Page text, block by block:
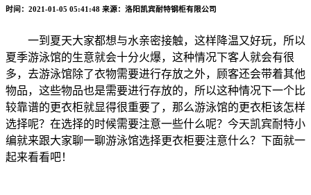
时间：2021-01-05 05:41:48 来源：洛阳凯宾耐特钢柜有限公司
一到夏天大家都想与水亲密接触，这样降温又好玩，所以
夏季游泳馆的生意就会十分火爆，这种情况下客人就会有很
多，去游泳馆除了衣物需要进行存放之外，顾客还会带着其他
物品，这些物品也是需要进行存放的，所以这种情况下一个比
较靠谱的更衣柜就显得很重要了，那么游泳馆的更衣柜该怎样
选择呢？在选择的时候需要注意一些什么呢？今天凯宾耐特小
编就来跟大家聊一聊游泳馆选择更衣柜要注意什么？下面就一
起来看看吧！